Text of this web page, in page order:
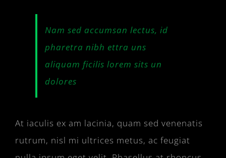
Nam sed accumsan lectus, id
pharetra nibh ettra uns
aliquam ficilis lorem sits un
dolores
At iaculis ex am lacinia, quam sed venenatis
rutrum, nisl mi ultrices metus, ac feugiat